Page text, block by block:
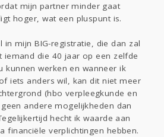
mijn partner minder gaat
hoger, wat een pluspunt is.
mijn BIG-registratie, die dan zal
iemand die 40 jaar op een zelfde
kunnen werken en wanneer ik
iets anders wil, kan dit niet meer
(hbo verpleegkunde en
andere mogelijkheden dan
hecht ik waarde aan
financiële verplichtingen hebben.